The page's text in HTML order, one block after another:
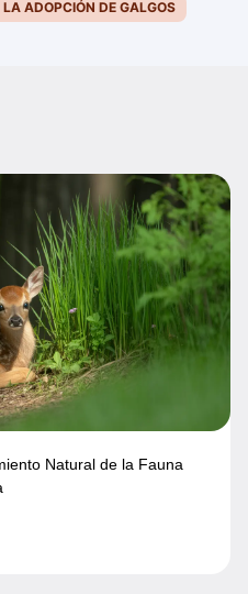
ADOPCIÓN DE GALGOS
Natural de la Fauna